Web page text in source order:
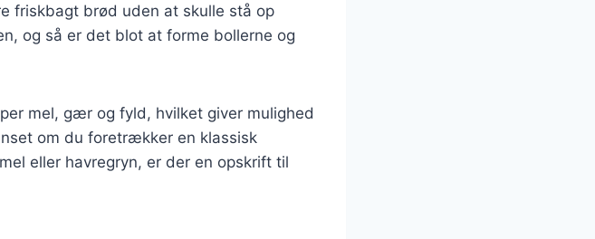
friskbagt brød uden at skulle stå op
og så er det blot at forme bollerne og
mel, gær og fyld, hvilket giver mulighed
om du foretrækker en klassisk
eller havregryn, er der en opskrift til